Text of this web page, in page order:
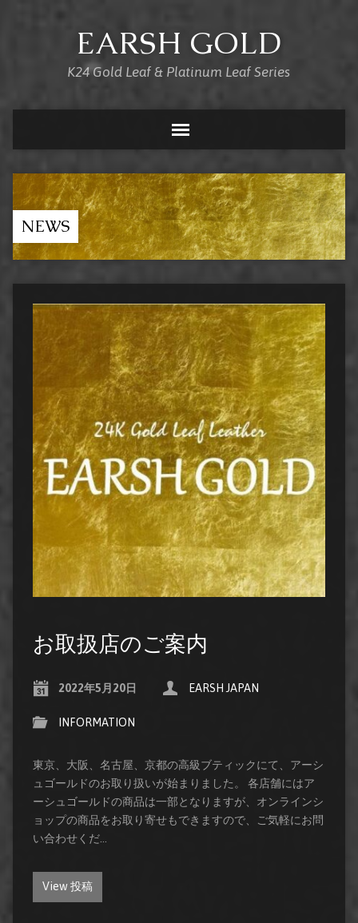
EARSH GOLD
K24 Gold Leaf & Platinum Leaf Series
NEWS
お取扱店のご案内
2022年5月20日 EARSH JAPAN
INFORMATION
東京、大阪、名古屋、京都の高級ブティックにて、アーシ
ュゴールドのお取り扱いが始まりました。 各店舗にはア
ーシュゴールドの商品は一部となりますが、オンラインシ
ョップの商品をお取り寄せもできますので、ご気軽にお問
い合わせくだ…
View 投稿